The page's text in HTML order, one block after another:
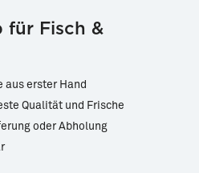
Garnelen Aioli · 150g
5,99 €
39,93 € / kg
für Fisch &
aus erster Hand
Qualität und Frische
oder Abholung